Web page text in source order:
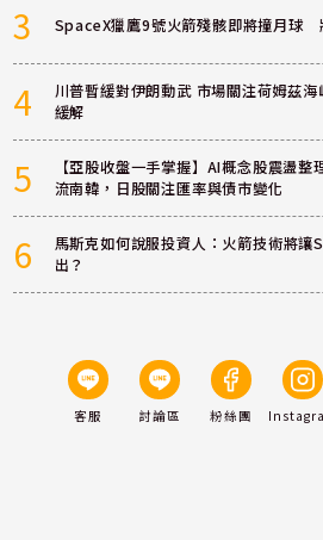
3 SpaceX獵鷹9號火箭殘骸即將撞月球
4
川普暫緩對伊朗動武 市場關注荷姆茲
緩解
5
【亞股收盤一手掌握】AI概念股震盪
流南韓，日股關注匯率與債市變化
6
馬斯克如何說服投資人：火箭技術將
出？
客服 討論區 粉絲團